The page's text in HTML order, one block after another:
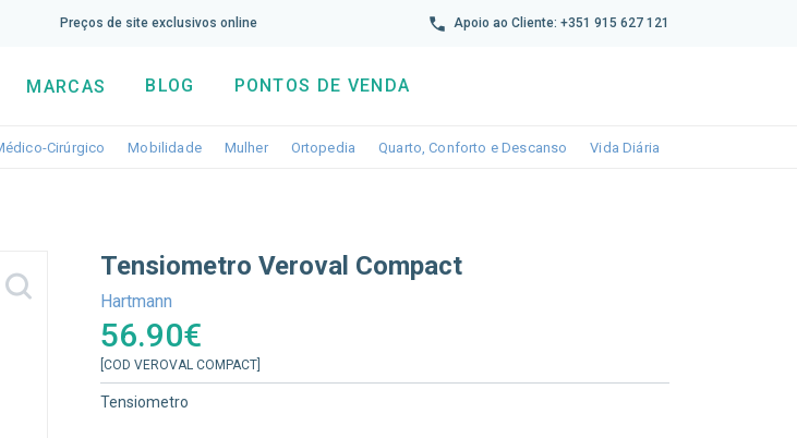
Preços de site exclusivos online Apoio ao Cliente: +351 915 627 121
MARCAS BLOG PONTOS DE VENDA
dropdown
Cirúrgico Toggle dropdown
Mobilidade Toggle dropdown
Mulher Toggle dropdown
Ortopedia Toggle dropdown
Quarto, Conforto e Descanso Toggle dropdown
Vida Diária
e tenha 5% de desconto direto
Tensiometro Veroval Compact
Hartmann
56.90€
[COD VEROVAL COMPACT]
Tensiometro